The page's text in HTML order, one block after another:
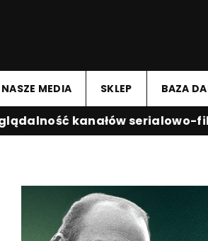
NASZE MEDIA SKLEP BAZA
kanałów serialowo-